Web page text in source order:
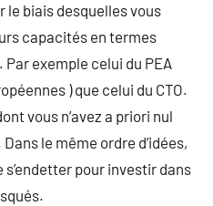
le biais desquelles vous
capacités en termes
Par exemple celui du PEA
) que celui du CTO.
vous n’avez a priori nul
le même ordre d’idées,
s’endetter pour investir dans